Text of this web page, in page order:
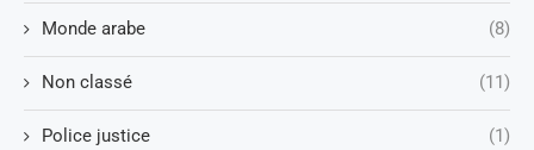
Monde arabe (8)
Non classé (11)
Police justice (1)